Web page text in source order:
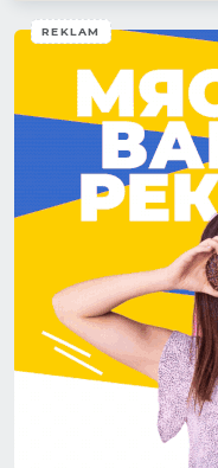
REKLAM